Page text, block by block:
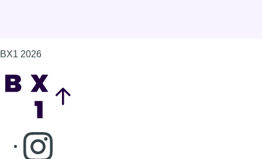
BX1 2026
Consulter page Instagram